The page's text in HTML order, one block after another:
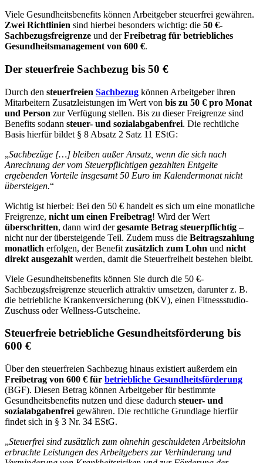
Viele Gesundheitsbenefits können Arbeitgeber steuerfrei gewähren.
Zwei Richtlinien sind hierbei besonders wichtig: die 50 €-
Sachbezugsfreigrenze und derFreibetrag für betriebliches
Gesundheitsmanagement von 600 €.
Der steuerfreie Sachbezug bis 50 €
Durch den steuerfreien Sachbezug können Arbeitgeber ihren
Mitarbeitern Zusatzleistungen im Wert von bis zu 50 € pro Monat
und Person zur Verfügung stellen. Bis zu dieser Freigrenze sind
Benefits sodann steuer- und sozialabgabenfrei. Die rechtliche
Basis hierfür bildet § 8 Absatz 2 Satz 11 EStG:
„Sachbezüge […] bleiben außer Ansatz, wenn die sich nach
Anrechnung der vom Steuerpflichtigen gezahlten Entgelte
ergebenden Vorteile insgesamt 50 Euro im Kalendermonat nicht
übersteigen.“
Wichtig ist hierbei: Bei den 50 € handelt es sich um eine monatliche
Freigrenze, nicht um einen Freibetrag! Wird der Wert
überschritten, dann wird dergesamte Betrag steuerpflichtig –
nicht nur der übersteigende Teil. Zudem muss die Beitragszahlung
monatlich erfolgen, der Benefit zusätzlich zum Lohn und nicht
direkt ausgezahlt werden, damit die Steuerfreiheit bestehen bleibt.
Viele Gesundheitsbenefits können Sie durch die 50 €-
Sachbezugsfreigrenze steuerlich attraktiv umsetzen, darunter z. B.
die betriebliche Krankenversicherung (bKV), einen Fitnessstudio-
Zuschuss oder Wellness-Gutscheine.
Steuerfreie betriebliche Gesundheitsförderung bis
600 €
Über den steuerfreien Sachbezug hinaus existiert außerdem ein
Freibetrag von 600 € für betriebliche Gesundheitsförderung
(BGF). Diesen Betrag können Arbeitgeber für bestimmte
Gesundheitsbenefits nutzen und diese dadurch steuer- und
sozialabgabenfrei gewähren. Die rechtliche Grundlage hierfür
findet sich in § 3 Nr. 34 EStG.
„Steuerfrei sind zusätzlich zum ohnehin geschuldeten Arbeitslohn
erbrachte Leistungen des Arbeitgebers zur Verhinderung und